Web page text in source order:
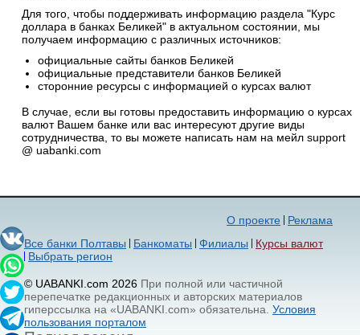
Для того, чтобы поддерживать информацию раздела "Курс
доллара в банках Беликей" в актуальном состоянии, мы
получаем информацию с различных источников:
официальные сайты банков Беликей
официальные представители банков Беликей
сторонние ресурсы с информацией о курсах валют
В случае, если вы готовы предоставить информацию о курсах
валют Вашем банке или вас интересуют другие виды
сотрудничества, то вы можете написать нам на мейл support
@ uabanki.com
Реклама
О проекте
Все банки Полтавы
Банкоматы Филиалы
Курсы валют
Выбрать регион
© UABANKI.com 2026 При полной или частичной
перепечатке редакционных и авторских материалов
гиперссылка на «UABANKI.com» обязательна. Условия
пользования порталом